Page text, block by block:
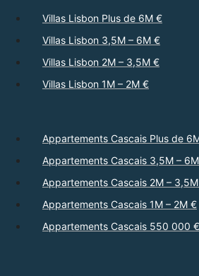
Villas Lisbon Plus de 6M €
Villas Lisbon 3,5M – 6M €
Villas Lisbon 2M – 3,5M €
Villas Lisbon 1M – 2M €
Appartements Cascais Plus de
Appartements Cascais 3,5M –
Appartements Cascais 2M –
Appartements Cascais 1M – 2M €
Appartements Cascais 550 000